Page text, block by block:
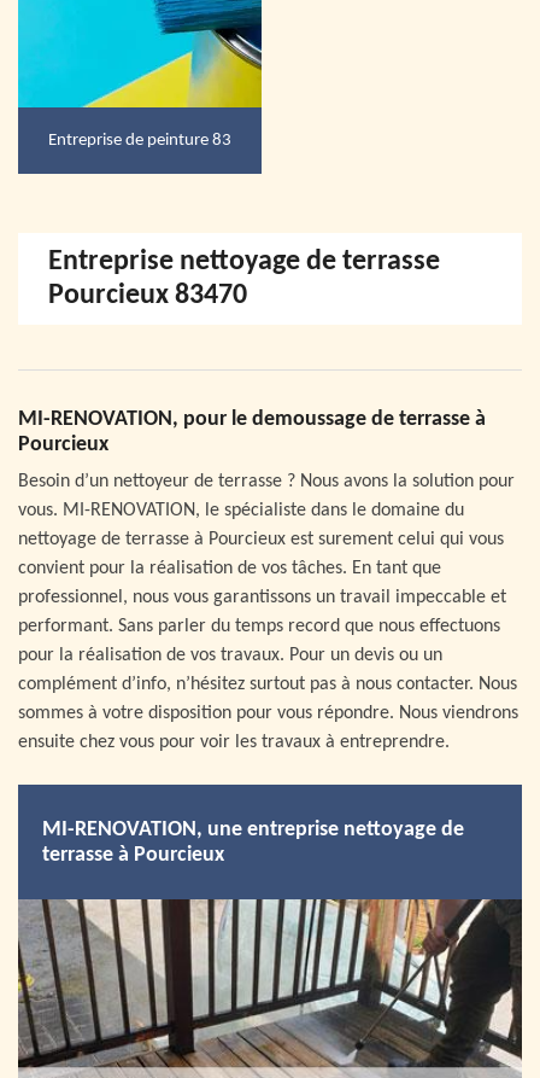
Entreprise de peinture 83
Entreprise nettoyage de terrasse
Pourcieux 83470
MI-RENOVATION, pour le demoussage de terrasse à
Pourcieux
Besoin d’un nettoyeur de terrasse ? Nous avons la solution pour
vous. MI-RENOVATION, le spécialiste dans le domaine du
nettoyage de terrasse à Pourcieux est surement celui qui vous
convient pour la réalisation de vos tâches. En tant que
professionnel, nous vous garantissons un travail impeccable et
performant. Sans parler du temps record que nous effectuons
pour la réalisation de vos travaux. Pour un devis ou un
complément d’info, n’hésitez surtout pas à nous contacter. Nous
sommes à votre disposition pour vous répondre. Nous viendrons
ensuite chez vous pour voir les travaux à entreprendre.
MI-RENOVATION, une entreprise nettoyage de
terrasse à Pourcieux